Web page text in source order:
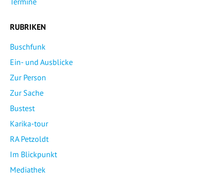
RUBRIKEN
Buschfunk
Ein- und Ausblicke
Zur Person
Zur Sache
Bustest
Karika-tour
RA Petzoldt
Im Blickpunkt
Mediathek